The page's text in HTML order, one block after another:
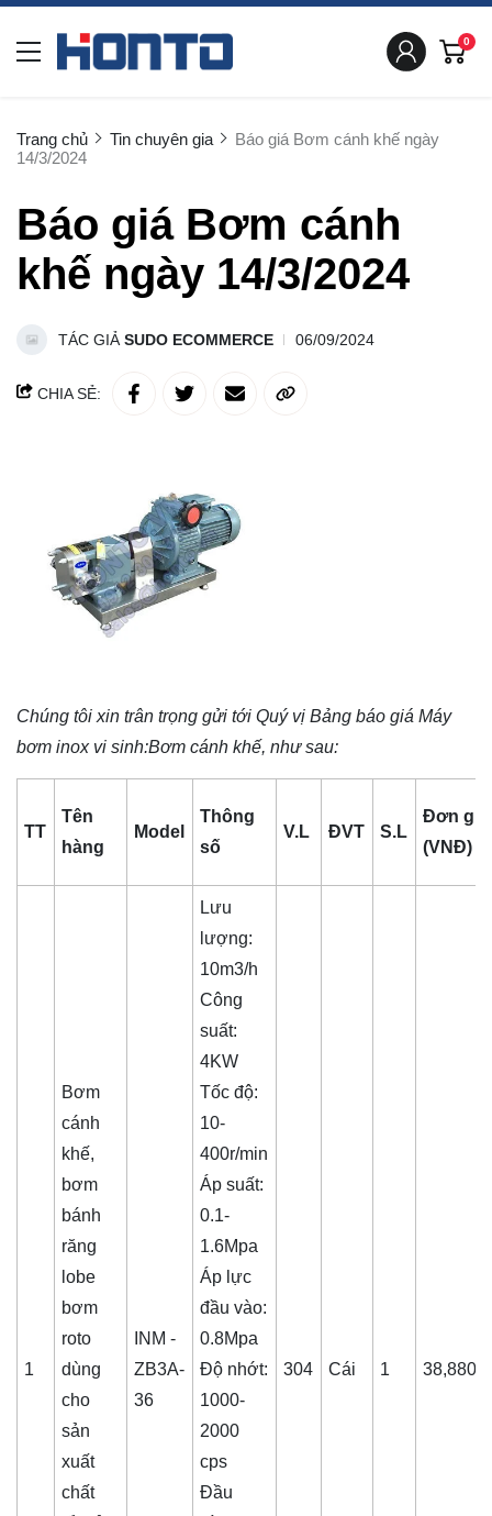
0
Trang chủ Tin chuyên gia
Báo giá Bơm cánh khế ngày
14/3/2024
Báo giá Bơm cánh
khế ngày 14/3/2024
TÁC GIẢ SUDO ECOMMERCE 06/09/2024
CHIA SẺ:
Chúng tôi xin trân trọng gửi tới Quý vị Bảng báo giá Máy
bơm inox vi sinh:Bơm cánh khế, như sau:
TT
Tên
hàng
Model
Thông
số
V.L ĐVT S.L
Đơn giá
(VNĐ)
1
Bơm
cánh
khế,
bơm
bánh
răng
lobe
bơm
roto
dùng
cho
sản
xuất
chất
INM -
ZB3A-
36
Lưu
lượng:
10m3/h
Công
suất:
4KW
Tốc độ:
10-
400r/min
Áp suất:
0.1-
1.6Mpa
Áp lực
đầu vào:
0.8Mpa
Độ nhớt:
1000-
2000
cps
Đầu
304 Cái 1